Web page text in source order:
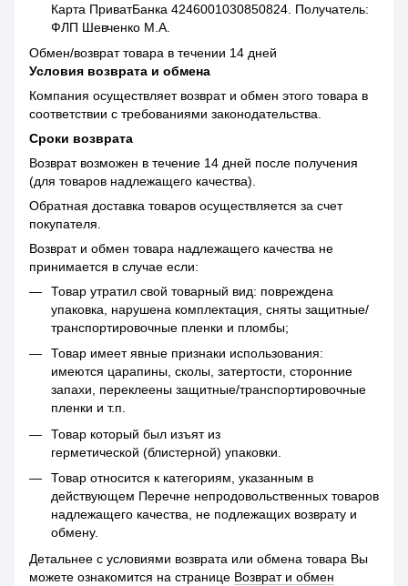
Карта ПриватБанка 4246001030850824. Получатель:
ФЛП Шевченко М.А.
Обмен/возврат товара в течении 14 дней
Условия возврата и обмена
Компания осуществляет возврат и обмен этого товара в
соответствии с требованиями законодательства.
Сроки возврата
Возврат возможен в течение 14 дней после получения
(для товаров надлежащего качества).
Обратная доставка товаров осуществляется за счет
покупателя.
Возврат и обмен товара надлежащего качества не
принимается в случае если:
Товар утратил свой товарный вид: повреждена
упаковка, нарушена комплектация, сняты защитные/
транспортировочные пленки и пломбы;
Товар имеет явные признаки использования:
имеются царапины, сколы, затертости, сторонние
запахи, переклеены защитные/транспортировочные
пленки и т.п.
Товар который был изъят из
герметической (блистерной) упаковки.
Товар относится к категориям, указанным в
действующем Перечне непродовольственных товаров
надлежащего качества, не подлежащих возврату и
обмену.
Детальнее с условиями возврата или обмена товара Вы
можете ознакомится на странице Возврат и обмен